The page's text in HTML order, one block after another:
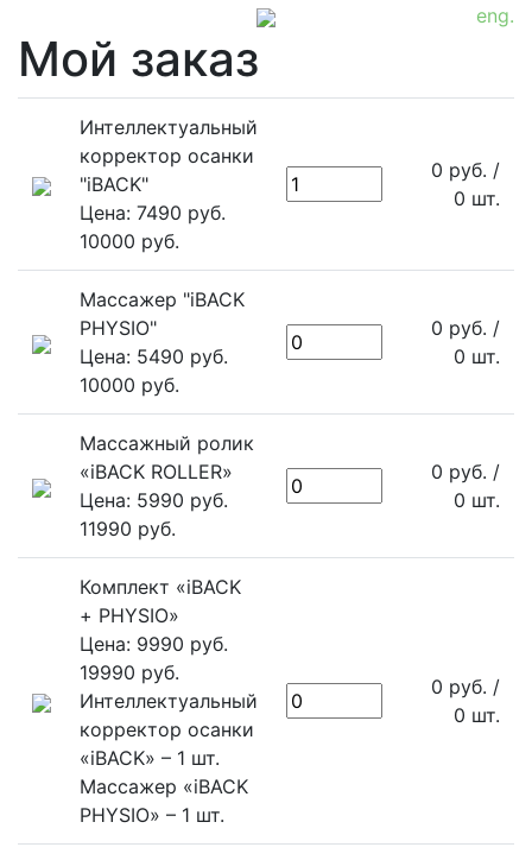
eng.
Мой заказ
Интеллектуальный
корректор осанки
"iBACK"
Цена: 7490 руб.
10000 руб.
0 руб. /
0 шт.
Массажер "iBACK
PHYSIO"
Цена: 5490 руб.
10000 руб.
0 руб. /
0 шт.
Массажный ролик
«iBACK ROLLER»
Цена: 5990 руб.
11990 руб.
0 руб. /
0 шт.
Комплект «iBACK
+ PHYSIO»
Цена: 9990 руб.
19990 руб.
Интеллектуальный
корректор осанки
«iBACK» – 1 шт.
Массажер «iBACK
PHYSIO» – 1 шт.
0 руб. /
0 шт.